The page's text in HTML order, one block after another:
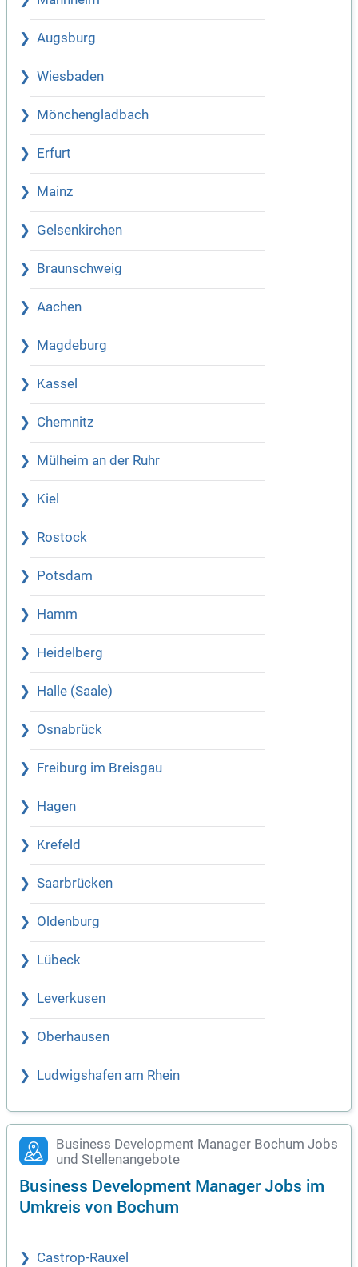
Augsburg
Wiesbaden
Mönchengladbach
Erfurt
Mainz
Gelsenkirchen
Braunschweig
Aachen
Magdeburg
Kassel
Chemnitz
Mülheim an der Ruhr
Kiel
Rostock
Potsdam
Hamm
Heidelberg
Halle (Saale)
Osnabrück
Freiburg im Breisgau
Hagen
Krefeld
Saarbrücken
Oldenburg
Lübeck
Leverkusen
Oberhausen
Ludwigshafen am Rhein
Business Development Manager Bochum Jobs
und Stellenangebote
Business Development Manager Jobs im
Umkreis von Bochum
Castrop-Rauxel